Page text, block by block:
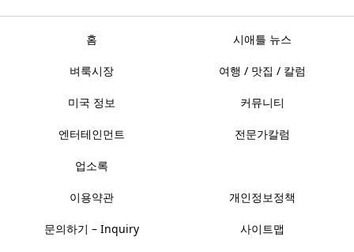
홈 시애틀 뉴스
벼룩시장 여행 / 맛집 / 칼럼
미국 정보 커뮤니티
엔터테인먼트 전문가칼럼
업소록
이용약관 개인정보정책
문의하기 – Inquiry 사이트맵